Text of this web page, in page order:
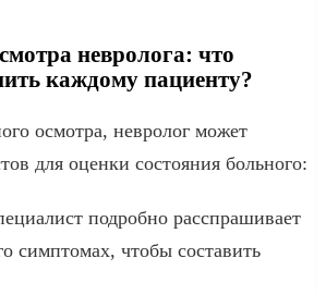
невролога: что
каждому пациенту?
осмотра, невролог может
для оценки состояния больного:
подробно расспрашивает
симптомах, чтобы составить